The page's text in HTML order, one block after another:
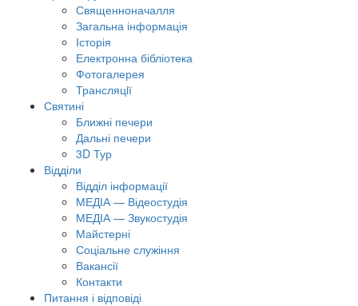
Священноначалля
Загальна інформація
Історія
Електронна бібліотека
Фотогалерея
Трансляцiї
Святині
Ближні печери
Дальні печери
3D Тур
Відділи
Відділ інформації
МЕДІА — Відеостудія
МЕДІА — Звукостудія
Майстерні
Соціальне служіння
Вакансії
Контакти
Питання і відповіді